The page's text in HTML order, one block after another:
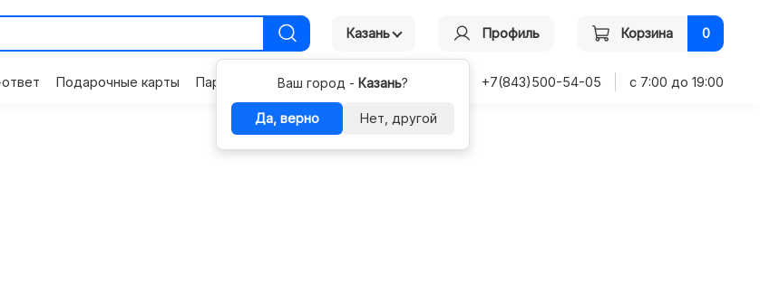
Казань
Ваш город - Казань?
Да, верно Нет, другой
Профиль Корзина 0
Подарочные карты Партнерам Контакты +7(843)500-54-05 с 7:00 до 19:00